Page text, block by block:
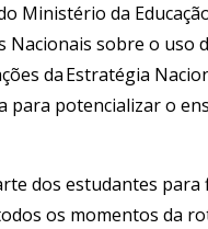
Ministério da
sobre o
da Estratégia
potencializar o
dos estudantes
os momentos da